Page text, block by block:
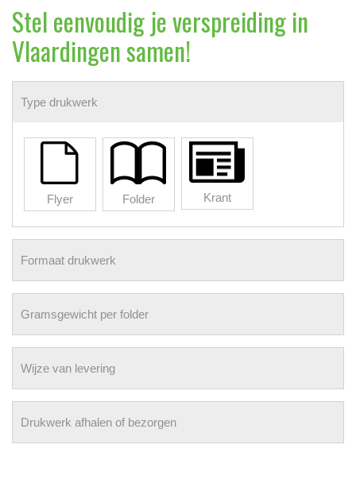
Stel eenvoudig je verspreiding in
Vlaardingen samen!
Type drukwerk
Flyer Folder Krant
Formaat drukwerk
Gramsgewicht per folder
Wijze van levering
Drukwerk afhalen of bezorgen